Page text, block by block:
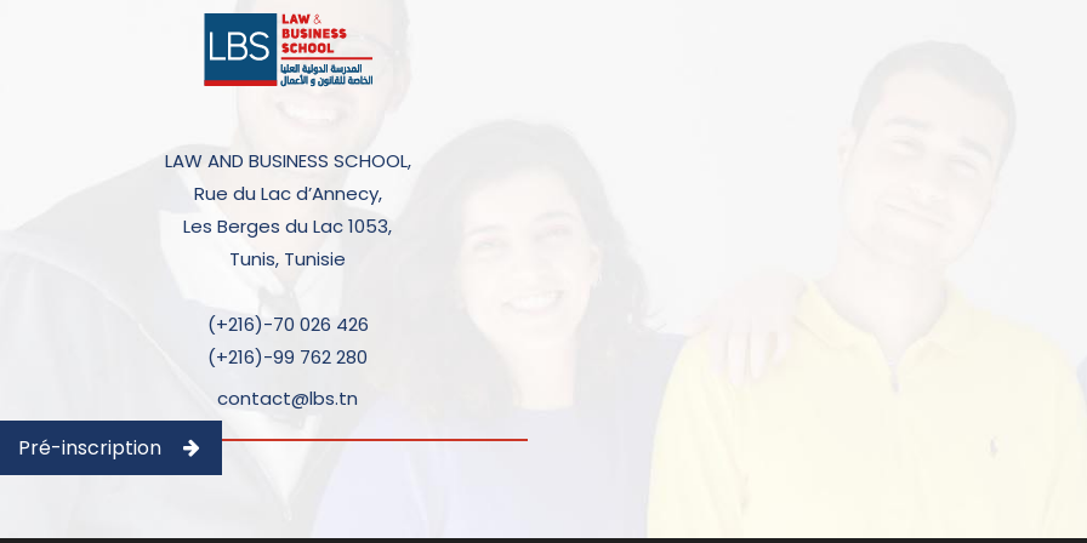
LAW AND BUSINESS SCHOOL,
Rue du Lac d’Annecy,
Les Berges du Lac 1053,
Tunis, Tunisie
(+216)-70 026 426
(+216)-99 762 280
contact@lbs.tn
Pré-inscription